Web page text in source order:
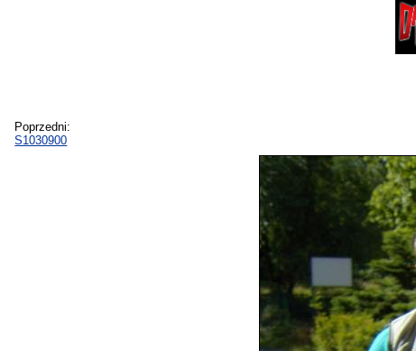
Poprzedni:
S1030900